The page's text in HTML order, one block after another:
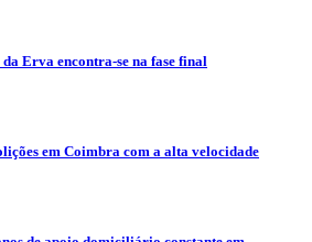
Erva encontra-se na fase final
em Coimbra com a alta velocidade